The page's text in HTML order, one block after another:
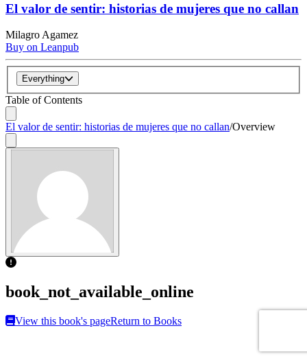
El valor de sentir: historias de mujeres que no callan
Milagro Agamez
Buy on Leanpub
Everything
Table of Contents
El valor de sentir: historias de mujeres que no callan/Overview
book_not_available_online
View this book's pageReturn to Books